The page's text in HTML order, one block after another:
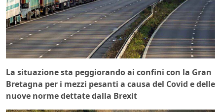
La situazione sta peggiorando ai confini con la Gran
Bretagna per i mezzi pesanti a causa del Covid e delle
nuove norme dettate dalla Brexit